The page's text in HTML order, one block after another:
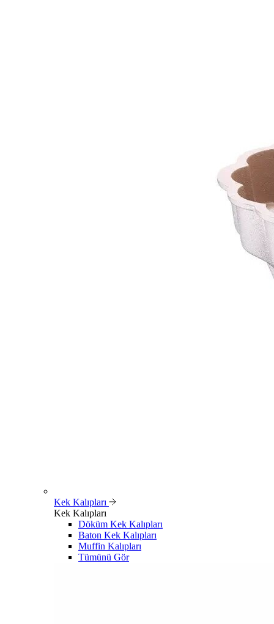
Kek Kalıpları
Kek Kalıpları
Döküm Kek Kalıpları
Baton Kek Kalıpları
Muffin Kalıpları
Tümünü Gör